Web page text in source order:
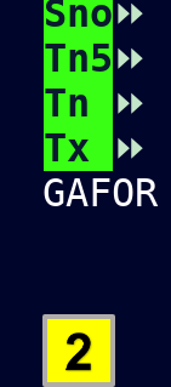
Sno⏩
Tn5⏩
Tn
⏩
Tx
⏩
GAFOR